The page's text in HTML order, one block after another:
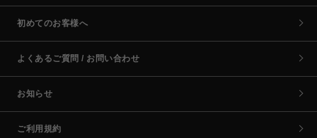
初めてのお客様へ
よくあるご質問 / お問い合わせ
お知らせ
ご利用規約